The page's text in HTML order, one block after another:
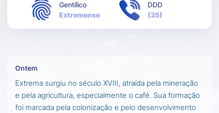
Gentílico
Extremense
DDD
(35)
Ontem
Extrema surgiu no século XVIII, atraída pela mineração
e pela agricultura, especialmente o café. Sua formação
foi marcada pela colonização e pelo desenvolvimento